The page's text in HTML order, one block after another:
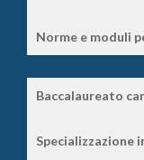
Norme e moduli
Baccalaureato
Specializzazione